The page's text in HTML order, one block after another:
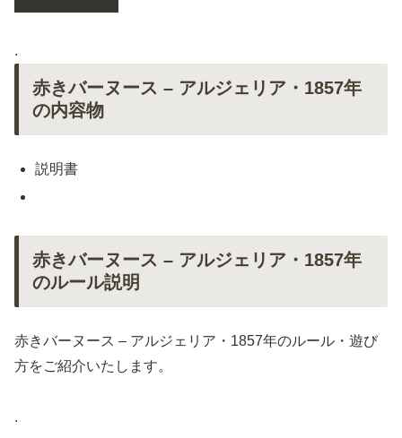
.
赤きバーヌース – アルジェリア・1857年
の内容物
説明書
赤きバーヌース – アルジェリア・1857年
のルール説明
赤きバーヌース – アルジェリア・1857年のルール・遊び
方をご紹介いたします。
.